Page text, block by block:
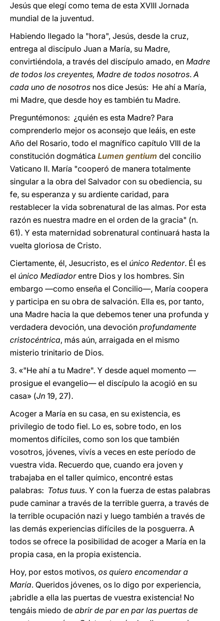
Jesús que elegí como tema de esta XVIII Jornada
mundial de la juventud.
Habiendo llegado la "hora", Jesús, desde la cruz,
entrega al discípulo Juan a María, su Madre,
convirtiéndola, a través del discípulo amado, en Madre
de todos los creyentes, Madre de todos nosotros.A
cada uno de nosotros nos dice Jesús: He ahí a María,
mi Madre, que desde hoy es también tu Madre.
Preguntémonos: ¿quién es esta Madre? Para
comprenderlo mejor os aconsejo que leáis, en este
Año del Rosario, todo el magnífico capítulo VIII de la
constitución dogmática Lumen gentium del concilio
Vaticano II. María "cooperó de manera totalmente
singular a la obra del Salvador con su obediencia, su
fe, su esperanza y su ardiente caridad, para
restablecer la vida sobrenatural de las almas. Por esta
razón es nuestra madre en el orden de la gracia" (n.
61). Y esta maternidad sobrenatural continuará hasta la
vuelta gloriosa de Cristo.
Ciertamente, él, Jesucristo, es el único Redentor. Él es
el único Mediadorentre Dios y los hombres. Sin
embargo —como enseña el Concilio—, María coopera
y participa en su obra de salvación. Ella es, por tanto,
una Madre hacia la que debemos tener una profunda y
verdadera devoción, una devoción profundamente
cristocéntrica, más aún, arraigada en el mismo
misterio trinitario de Dios.
3. «"He ahí a tu Madre". Y desde aquel momento —
prosigue el evangelio— el discípulo la acogió en su
casa» (Jn 19, 27).
Acoger a María en su casa, en su existencia, es
privilegio de todo fiel. Lo es, sobre todo, en los
momentos difíciles, como son los que también
vosotros, jóvenes, vivís a veces en este período de
vuestra vida. Recuerdo que, cuando era joven y
trabajaba en el taller químico, encontré estas
palabras: Totus tuus. Y con la fuerza de estas palabras
pude caminar a través de la terrible guerra, a través de
la terrible ocupación nazi y luego también a través de
las demás experiencias difíciles de la posguerra. A
todos se ofrece la posibilidad de acoger a María en la
propia casa, en la propia existencia.
Hoy, por estos motivos, os quiero encomendar a
María. Queridos jóvenes, os lo digo por experiencia,
¡abridle a ella las puertas de vuestra existencia! No
tengáis miedo de abrir de par en par las puertas de